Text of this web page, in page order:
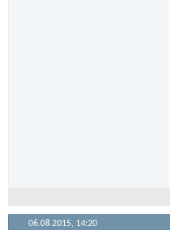
06.08.2015, 14:20